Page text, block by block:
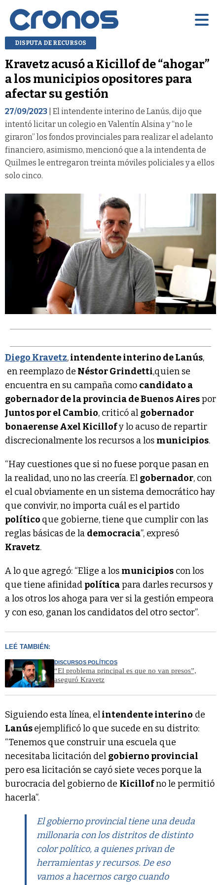
DISPUTA DE RECURSOS
Kravetz acusó a Kicillof de “ahogar”
a los municipios opositores para
afectar su gestión
27/09/2023 | El intendente interino de Lanús, dijo que
intentó licitar un colegio en Valentín Alsina y “no le
giraron” los fondos provinciales para realizar el adelanto
financiero, asimismo, mencionó que a la intendenta de
Quilmes le entregaron treinta móviles policiales y a ellos
solo cinco.
Diego Kravetz,intendente interino de Lanús,
en reemplazo de Néstor Grindetti,quien se
encuentra en su campaña como candidato a
gobernador de la provincia de Buenos Airespor
Juntos por el Cambio, criticó al gobernador
bonaerense Axel Kicillofy lo acuso de repartir
discrecionalmente los recursos a los municipios.
“Hay cuestiones que si no fuese porque pasan en
la realidad, uno no las creería. El gobernador, con
el cual obviamente en un sistema democrático hay
que convivir, no importa cuál es el partido
político que gobierne, tiene que cumplir con las
reglas básicas de la democracia”, expresó
Kravetz.
A lo que agregó: “Elige a los municipios con los
que tiene afinidad políticapara darles recursos y
a los otros los ahoga para ver si la gestión empeora
y con eso, ganan los candidatos del otro sector”.
LEÉ TAMBIÉN:
DISCURSOS POLÍTICOS
“El problema principal es que no van presos”,
aseguró Kravetz
Siguiendo esta línea, elintendente interino de
Lanúsejemplificó lo que sucede en su distrito:
“Tenemos que construir una escuela que
necesitaba licitación del gobierno provincial
pero esa licitación se cayó siete veces porque la
burocracia del gobierno de Kicillofno le permitió
hacerla”.
El gobierno provincial tiene una deuda
millonaria con los distritos de distinto
color político, a quienes privan de
herramientas y recursos. De eso
vamos a hacernos cargo cuando